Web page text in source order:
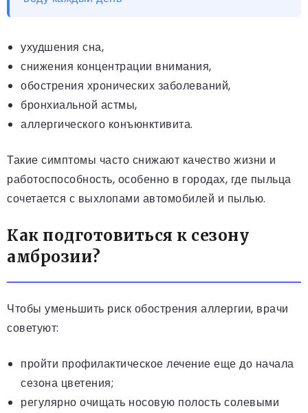
ухудшения сна,
снижения концентрации внимания,
обострения хронических заболеваний,
бронхиальной астмы,
аллергического конъюнктивита.
Такие симптомы часто снижают качество жизни и
работоспособность, особенно в городах, где пыльца
сочетается с выхлопами автомобилей и пылью.
Как подготовиться к сезону
амброзии?
Чтобы уменьшить риск обострения аллергии, врачи
советуют:
пройти профилактическое лечение еще до начала
сезона цветения;
регулярно очищать носовую полость солевыми